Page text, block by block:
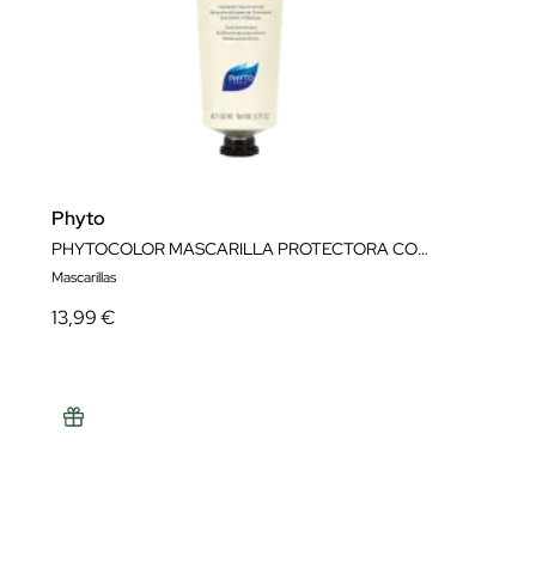
Phyto
PHYTOCOLOR MASCARILLA PROTECTORA COLOR 150ML
Mascarillas
13,99 €